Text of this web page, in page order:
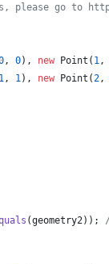
please go to
, 0) , new Point ( 1,
1, 1) , new Point (2,
(geometry2) ) ;